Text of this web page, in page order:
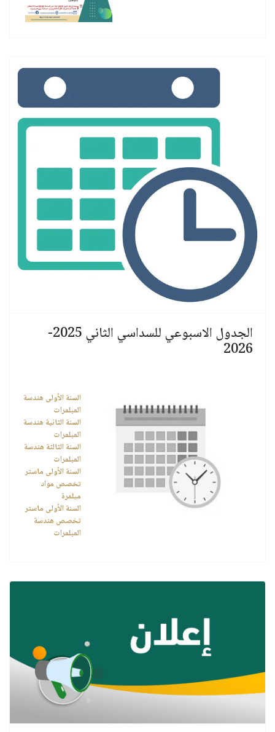
الجدول الاسبوعي للسداسي الثاني 2025-
2026
السنة الأولى هندسة
المبلمرات
السنة الثانية هندسة
المبلمرات
السنة الثالثة هندسة
المبلمرات
السنة الأولى ماستر
تخصص مواد
مبلمرة
السنة الأولى ماستر
تخصص هندسة
المبلمرات